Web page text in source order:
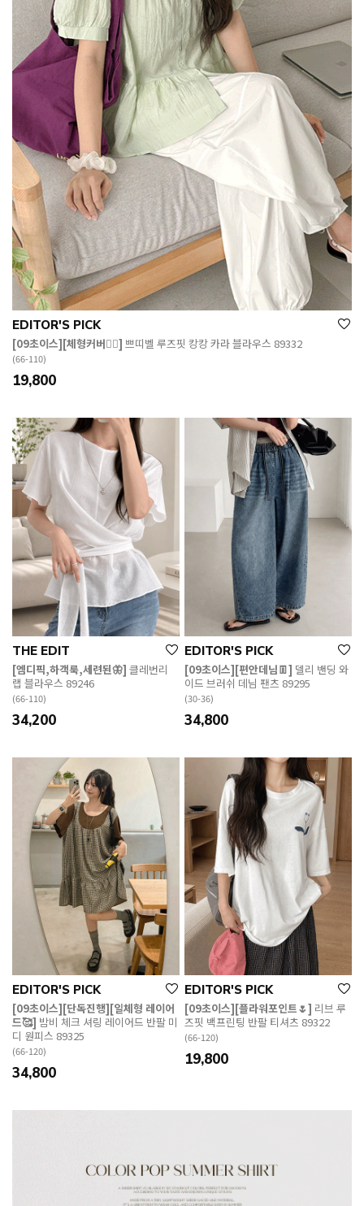
EDITOR'S PICK
[09초이스][체형커버👍🏻] 쁘띠벨 루즈핏 캉캉 카라 블라우스 89332
(66-110)
19,800
THE EDIT
[엠디픽,하객룩,세련된🦋] 클레번리
랩 블라우스 89246
(66-110)
34,200
EDITOR'S PICK
[09초이스][편안데님👖] 델리 밴딩 와
이드 브러쉬 데님 팬츠 89295
(30-36)
34,800
EDITOR'S PICK
[09초이스][단독진행][일체형 레이어
드🥰] 밤비 체크 셔링 레이어드 반팔 미
디 원피스 89325
(66-120)
34,800
EDITOR'S PICK
[09초이스][플라워포인트🌷] 리브 루
즈핏 백프린팅 반팔 티셔츠 89322
(66-120)
19,800